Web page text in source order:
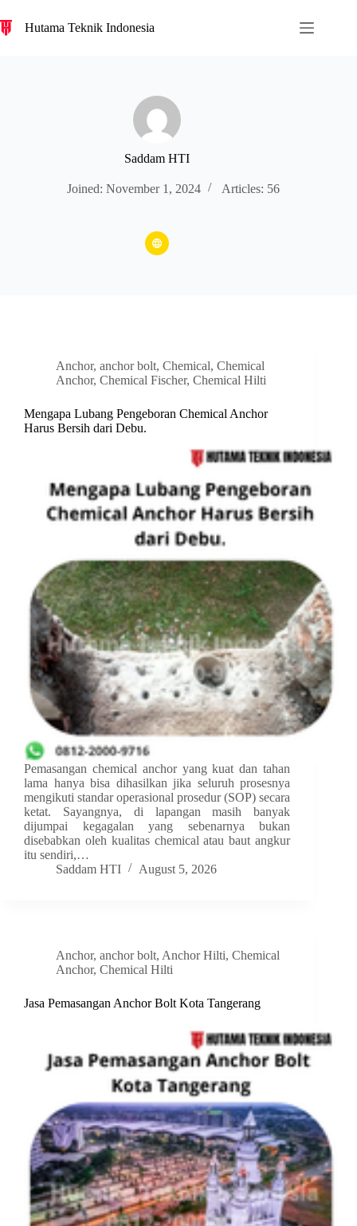
Hutama Teknik Indonesia
Saddam HTI
Joined: November 1, 2024 Articles: 56
Anchor, anchor bolt, Chemical, Chemical
Anchor, Chemical Fischer, Chemical Hilti
Mengapa Lubang Pengeboran Chemical Anchor
Harus Bersih dari Debu.
Pemasangan chemical anchor yang kuat dan tahan
lama hanya bisa dihasilkan jika seluruh prosesnya
mengikuti standar operasional prosedur (SOP) secara
ketat. Sayangnya, di lapangan masih banyak
dijumpai kegagalan yang sebenarnya bukan
disebabkan oleh kualitas chemical atau baut angkur
itu sendiri,…
Saddam HTI
August 5, 2026
Anchor, anchor bolt, Anchor Hilti, Chemical
Anchor, Chemical Hilti
Jasa Pemasangan Anchor Bolt Kota Tangerang